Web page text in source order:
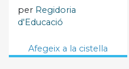
per Regidoria
d'Educació
Afegeix a la cistella